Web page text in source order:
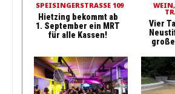
SPEISINGERSTRASSE 109
Hietzing bekommt ab
1. September ein MRT
für alle Kassen!
Vier